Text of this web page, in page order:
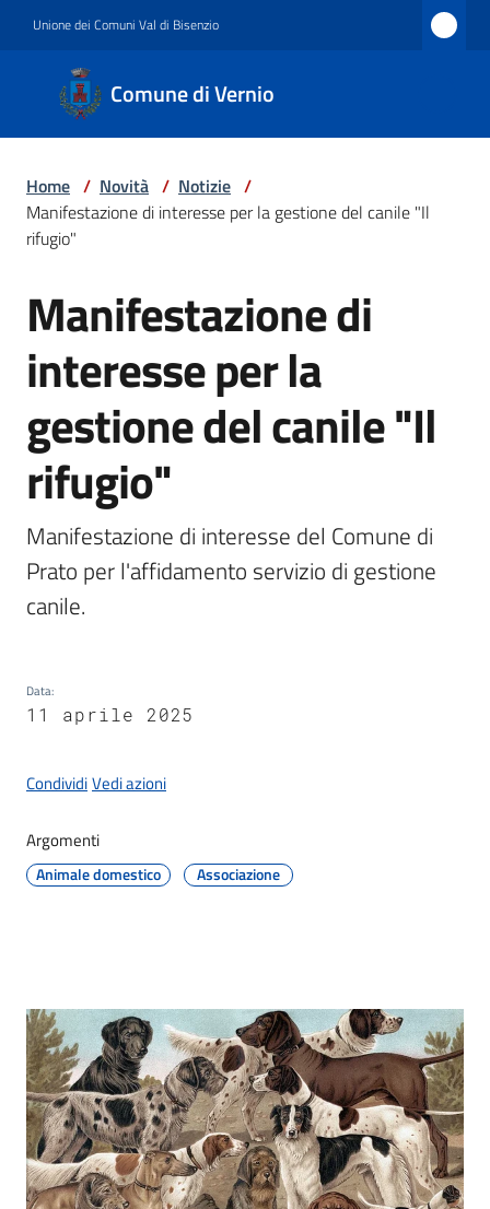
Unione dei Comuni Val di Bisenzio
Comune di Vernio
Comune
di
Vernio
Amministrazione
Novità
Documenti
e
dati
su
Home / Novità / Notizie /
Manifestazione di interesse per la gestione del canile "Il
rifugio"
Salta al contenuto
Manifestazione di
interesse per la
gestione del canile "Il
rifugio"
Manifestazione di interesse del Comune di
Prato per l'affidamento servizio di gestione
canile.
Data:
11 aprile 2025
CondividiVedi azioni
Argomenti
Animale domestico Associazione